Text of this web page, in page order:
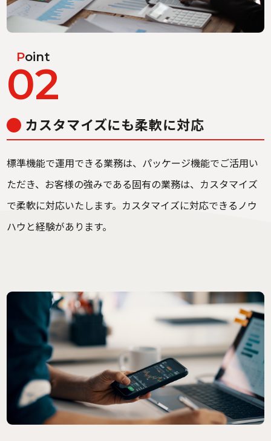
Point
02
カスタマイズにも柔軟に対応
標準機能で運用できる業務は、パッケージ機能でご活用い
ただき、お客様の強みである固有の業務は、カスタマイズ
で柔軟に対応いたします。カスタマイズに対応できるノウ
ハウと経験があります。